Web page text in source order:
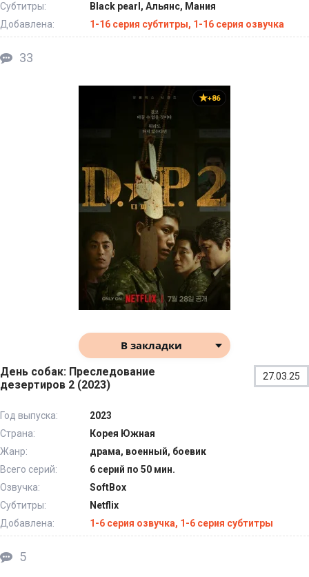
Субтитры:
Black pearl, Альянс, Мания
Добавлена:
1-16 серия субтитры, 1-16 серия озвучка
33
+86
В закладки
День собак: Преследование
дезертиров 2 (2023)
27.03.25
Год выпуска:
2023
Страна:
Корея Южная
Жанр:
драма, военный, боевик
Всего серий:
6 серий по 50 мин.
Озвучка:
SoftBox
Субтитры:
Netflix
Добавлена:
1-6 серия озвучка, 1-6 серия субтитры
5